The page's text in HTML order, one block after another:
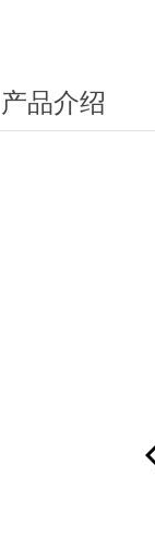
产品介绍